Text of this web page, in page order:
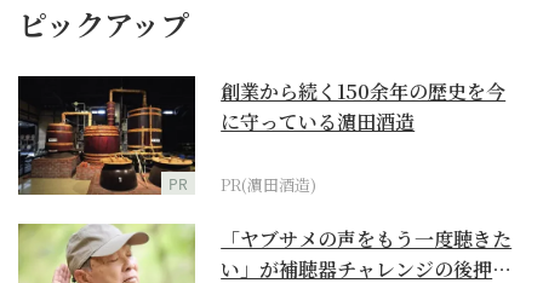
ピックアップ
PR
創業から続く150余年の歴史を今
に守っている濵田酒造
PR(濵田酒造)
「ヤブサメの声をもう一度聴きた
い」が補聴器チャレンジの後押し